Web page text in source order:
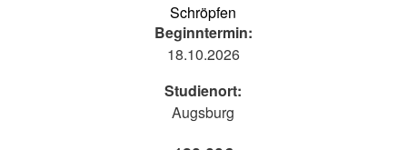
Schröpfen
Beginntermin:
18.10.2026
Studienort:
Augsburg